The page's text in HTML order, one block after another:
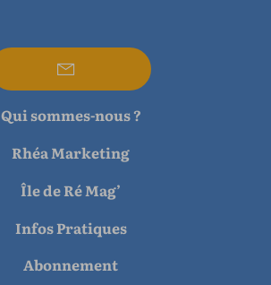
Qui sommes-nous ?
Rhéa Marketing
Île de Ré Mag’
Infos Pratiques
Abonnement